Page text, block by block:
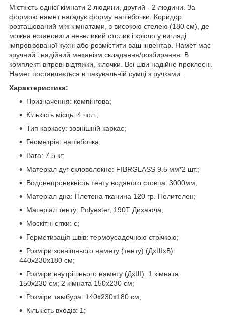
Місткість однієї кімнати 2 людини, другий - 2 людини. За
формою намет нагадує форму напівбочки. Коридор
розташований між кімнатами, з високою стелею (180 см), де
можна встановити невеликий столик і крісло у вигляді
імпровізованої кухні або розмістити ваш інвентар. Намет має
зручний і надійний механізм складання/розбирання. В
комплекті вітрові відтяжки, кілочки. Всі шви надійно проклеєні.
Намет поставляється в пакувальній сумці з ручками.
Характеристика:
Призначення: кемпінгова;
Кількість місць: 4 чол.;
Тип каркасу: зовнішній каркас;
Геометрія: напівбочка;
Вага: 7.5 кг;
Матеріал дуг скловолокно: FIBRGLASS 9.5 мм*2 шт.;
Водонепроникність тенту водяного стовпа: 3000мм;
Матеріал дна: Плетена тканина 120 гр. Полителен;
Матеріал тенту: Polyester, 190T Дихаюча;
Москітні сітки: є;
Герметизація швів: термоусадочною стрічкою;
Розміри зовнішнього намету (тенту) (ДхШхВ):
440x230x180 см;
Розміри внутрішнього намету (ДхШ): 1 кімната
150x230 см; 2 кімната 150x230 см;
Розміри тамбура: 140x230x180 см;
Кількість входів: 1;